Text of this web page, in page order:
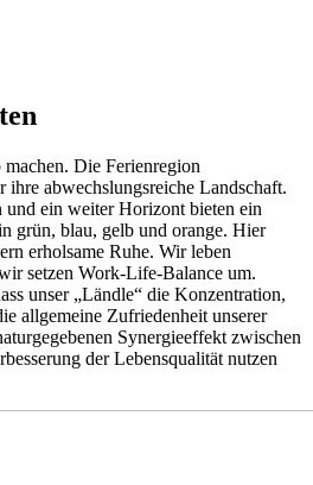
Die Ferienregion
ihre abwechslungsreiche Landschaft.
und ein weiter Horizont bieten ein
grün, blau, gelb und orange. Hier
erholsame Ruhe. Wir leben
setzen Work-Life-Balance um.
unser „Ländle“ die Konzentration,
allgemeine Zufriedenheit unserer
Synergieeffekt zwischen
der Lebensqualität nutzen